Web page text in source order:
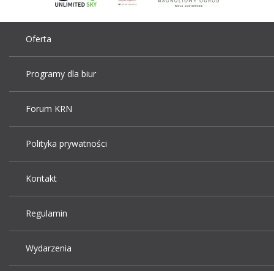
Oferta
Programy dla biur
Forum KRN
Polityka prywatności
Kontakt
Regulamin
Wydarzenia